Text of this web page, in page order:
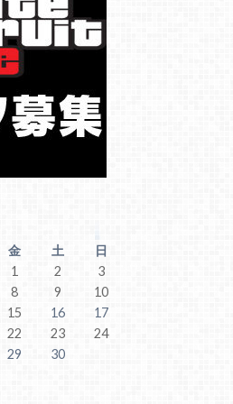
金 土
日
1
2
3
8 9
10
15 16
17
22 23
24
29
30